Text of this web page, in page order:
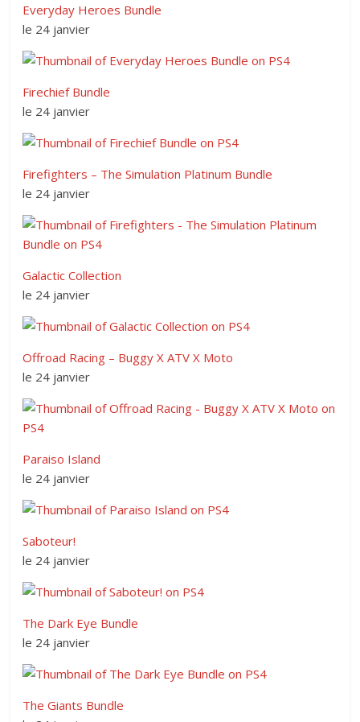
Everyday Heroes Bundle
le 24 janvier
Firechief Bundle
le 24 janvier
Firefighters – The Simulation Platinum Bundle
le 24 janvier
Galactic Collection
le 24 janvier
Offroad Racing – Buggy X ATV X Moto
le 24 janvier
Paraiso Island
le 24 janvier
Saboteur!
le 24 janvier
The Dark Eye Bundle
le 24 janvier
The Giants Bundle